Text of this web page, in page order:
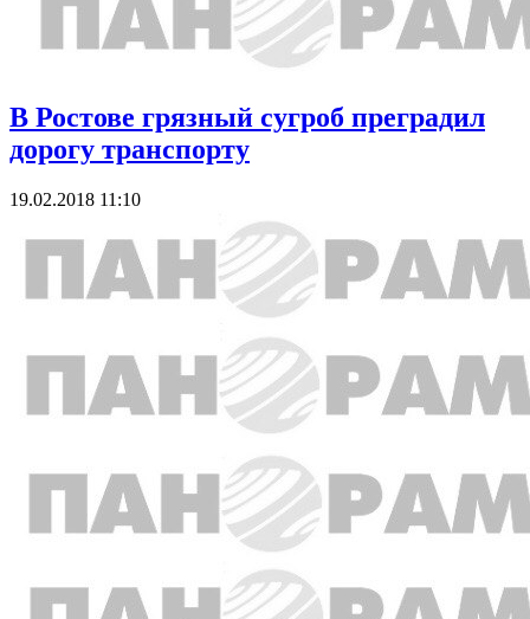
В Ростове грязный сугроб преградил
дорогу транспорту
19.02.2018 11:10